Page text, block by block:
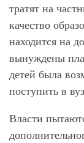
тратят на
качество
находится на
вынуждены
детей была
поступить в
Власти